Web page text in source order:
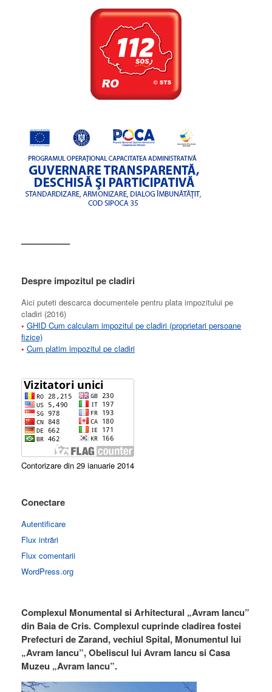
––––––––––
Despre impozitul pe cladiri
Aici puteti descarca documentele pentru plata impozitului pe
cladiri (2016)
• GHID Cum calculam impozitul pe cladiri (proprietari persoane
fizice)
• Cum platim impozitul pe cladiri
Contorizare din 29 ianuarie 2014
Conectare
Autentificare
Flux intrări
Flux comentarii
WordPress.org
Complexul Monumental si Arhitectural „Avram Iancu”
din Baia de Cris. Complexul cuprinde cladirea fostei
Prefecturi de Zarand, vechiul Spital, Monumentul lui
„Avram Iancu”, Obeliscul lui Avram Iancu si Casa
Muzeu „Avram Iancu”.